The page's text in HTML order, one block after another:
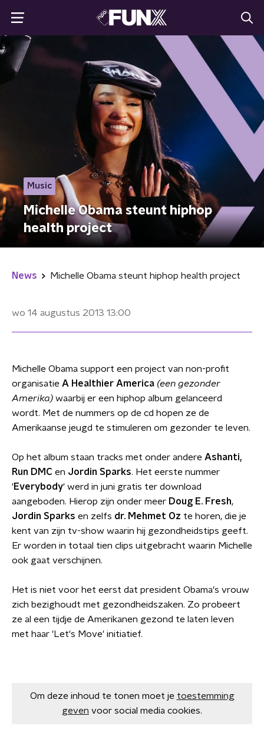
Music
Michelle Obama steunt hiphop
health project
News Michelle Obama steunt hiphop health project
wo 14 augustus 2013 13:00
Michelle Obama support een project van non-profit
organisatie A Healthier America (een gezonder
Amerika) waarbij er een hiphop album gelanceerd
wordt. Met de nummers op de cd hopen ze de
Amerikaanse jeugd te stimuleren om gezonder te leven.
Op het album staan tracks met onder andere Ashanti,
Run DMC en Jordin Sparks. Het eerste nummer
'Everybody' werd in juni gratis ter download
aangeboden. Hierop zijn onder meer Doug E. Fresh,
Jordin Sparks en zelfs dr. Mehmet Oz te horen, die je
kent van zijn tv-show waarin hij gezondheidstips geeft.
Er worden in totaal tien clips uitgebracht waarin Michelle
ook gaat verschijnen.
Het is niet voor het eerst dat president Obama's vrouw
zich bezighoudt met gezondheidszaken. Zo probeert
ze al een tijdje de Amerikanen gezond te laten leven
met haar 'Let's Move' initiatief.
Om deze inhoud te tonen moet je toestemming
geven voor social media cookies.